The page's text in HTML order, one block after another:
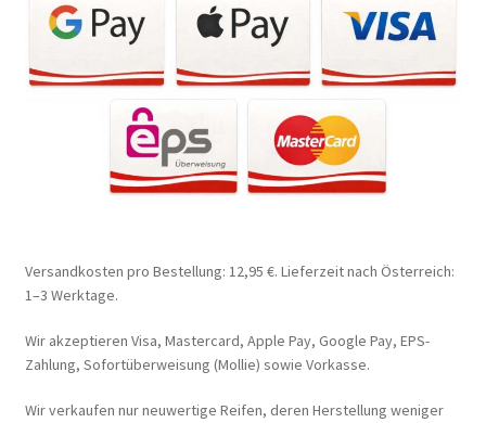
Versandkosten pro Bestellung: 12,95 €. Lieferzeit nach Österreich:
1–3 Werktage.
Wir akzeptieren Visa, Mastercard, Apple Pay, Google Pay, EPS-
Zahlung, Sofortüberweisung (Mollie) sowie Vorkasse.
Wir verkaufen nur neuwertige Reifen, deren Herstellung weniger